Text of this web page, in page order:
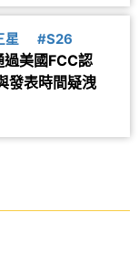
星 #S26
美國FCC認
發表時間疑洩